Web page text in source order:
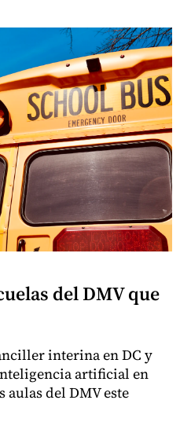
del DMV que
interina en DC y
artificial en
aulas del DMV este